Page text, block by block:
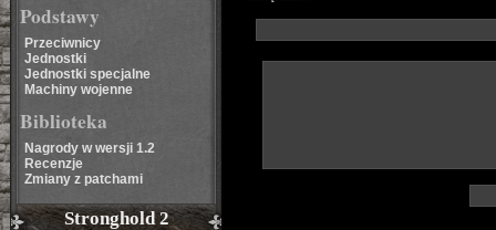
Podstawy
Przeciwnicy
Jednostki
Jednostki specjalne
Machiny wojenne
Biblioteka
Nagrody w wersji 1.2
Recenzje
Zmiany z patchami
Stronghold 2